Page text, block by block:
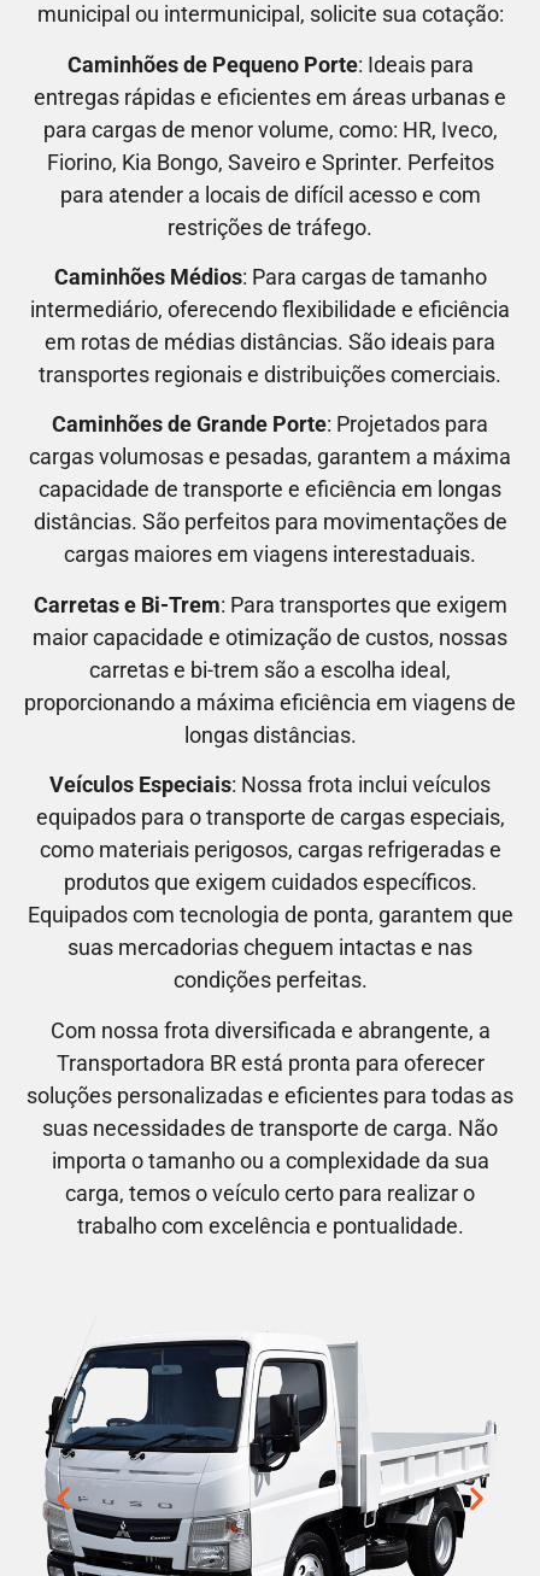
municipal ou intermunicipal, solicite sua cotação:
Caminhões de Pequeno Porte: Ideais para
entregas rápidas e eficientes em áreas urbanas e
para cargas de menor volume, como: HR, Iveco,
Fiorino, Kia Bongo, Saveiro e Sprinter. Perfeitos
para atender a locais de difícil acesso e com
restrições de tráfego.
Caminhões Médios: Para cargas de tamanho
intermediário, oferecendo flexibilidade e eficiência
em rotas de médias distâncias. São ideais para
transportes regionais e distribuições comerciais.
Caminhões de Grande Porte: Projetados para
cargas volumosas e pesadas, garantem a máxima
capacidade de transporte e eficiência em longas
distâncias. São perfeitos para movimentações de
cargas maiores em viagens interestaduais.
Carretas e Bi-Trem: Para transportes que exigem
maior capacidade e otimização de custos, nossas
carretas e bi-trem são a escolha ideal,
proporcionando a máxima eficiência em viagens de
longas distâncias.
Veículos Especiais: Nossa frota inclui veículos
equipados para o transporte de cargas especiais,
como materiais perigosos, cargas refrigeradas e
produtos que exigem cuidados específicos.
Equipados com tecnologia de ponta, garantem que
suas mercadorias cheguem intactas e nas
condições perfeitas.
Com nossa frota diversificada e abrangente, a
Transportadora BR está pronta para oferecer
soluções personalizadas e eficientes para todas as
suas necessidades de transporte de carga. Não
importa o tamanho ou a complexidade da sua
carga, temos o veículo certo para realizar o
trabalho com excelência e pontualidade.